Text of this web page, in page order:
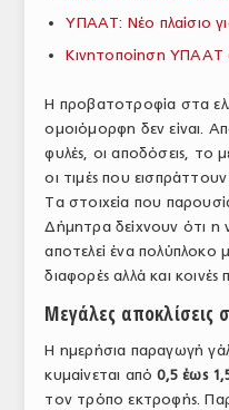
ΠΑΡΑΓΩΓΗ & ΕΜΠΟΡΙΑ
ΠΡΩΤΕΣ ΥΛΕΣ
ΕΞΟΠΛΙΣΜΟΣ
ΥΠΗΡΕΣΙΕΣ
ΕΜΠΟΡΙΚΟΙ ΑΝΤΙΠΡΟΣΩΠΟΙ
ΕΥΡΩΠΑΪΚΗ ΝΟΜΟΘΕΣΙΑ
ΥΠΑΑΤ: Νέο πλαίσιο
Κινητοποίηση
Η προβατοτροφία στα
ομοιόμορφη δεν είναι.
φυλές, οι αποδόσεις, το
οι τιμές που
Τα στοιχεία που
Δήμητρα δείχνουν ότι η
αποτελεί ένα πολύπλοκο
διαφορές αλλά και κοινές
Μεγάλες αποκλίσεις
Η ημερήσια παραγωγή
κυμαίνεται από0,5 έως
τον τρόπο εκτροφής.